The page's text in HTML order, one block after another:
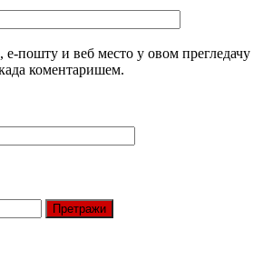
е-пошту и веб место у овом прегледачу
коментаришем.